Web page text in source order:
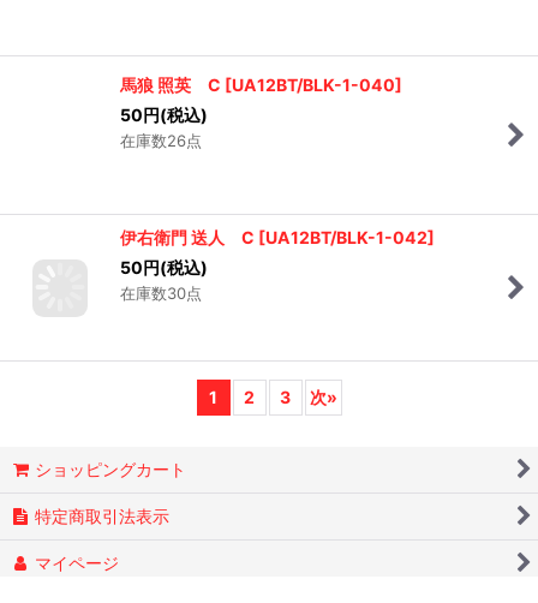
馬狼 照英 C
50円(税込)
伊右衛門 送人 C
50円(税込)
ショッピングカート
特定商取引法表示